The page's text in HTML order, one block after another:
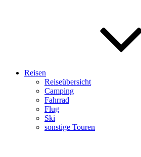
Reisen
Reiseübersicht
Camping
Fahrrad
Flug
Ski
sonstige Touren